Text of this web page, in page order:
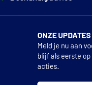
ONZE UPDATES
Meld je nu aan
blijf als eerste
acties.